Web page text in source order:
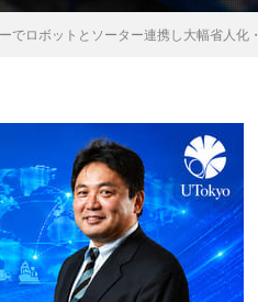
でロボットとソーター連携し大幅省人化